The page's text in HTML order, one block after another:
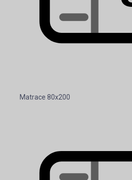
Matrace 80x200